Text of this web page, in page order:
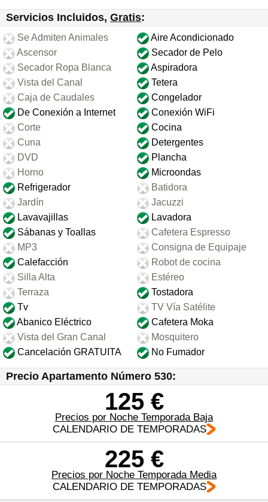
Servicios Incluidos, Gratis:
Se Admiten Animales
Aire Acondicionado
Ascensor
Secador de Pelo
Secador Ropa Blanca
Aspiradora
Vista del Canal
Tetera
Caja de Caudales
Congelador
De Conexión a Internet
Conexión WiFi
Corte
Cocina
Cuna
Detergentes
DVD
Plancha
Horno
Microondas
Refrigerador
Batidora
Jardín
Jacuzzi
Lavavajillas
Lavadora
Sábanas y Toallas
Cafetera Espresso
MP3
Consigna de Equipaje
Calefacción
Robot de cocina
Silla Alta
Estéreo
Terraza
Tostadora
Tv
TV Vía Satélite
Abanico Eléctrico
Cafetera Moka
Vista del Gran Canal
Mosquitero
Cancelación GRATUITA
No Fumador
Precio Apartamento Número 530:
125 €
Precios por Noche Temporada Baja
CALENDARIO DE TEMPORADAS
225 €
Precios por Noche Temporada Media
CALENDARIO DE TEMPORADAS